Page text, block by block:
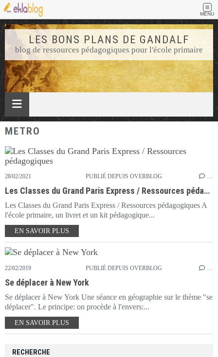
MENU
LES BONS PLANS DE GANDALF
blog de ressources pédagogiques pour l'école primaire
METRO
28/02/2021 PUBLIÉ DEPUIS OVERBLOG …
Les Classes du Grand Paris Express / Ressources pédagogiques
Les Classes du Grand Paris Express / Ressources pédagogiques A
l'école primaire, un livret et un kit pédagogique...
EN SAVOIR PLUS
22/02/2019 PUBLIÉ DEPUIS OVERBLOG
Se déplacer à New York
Se déplacer à New York Une séance en géographie sur le thème "se
déplacer". Le principe: on procède à l'envers:...
EN SAVOIR PLUS
RECHERCHE